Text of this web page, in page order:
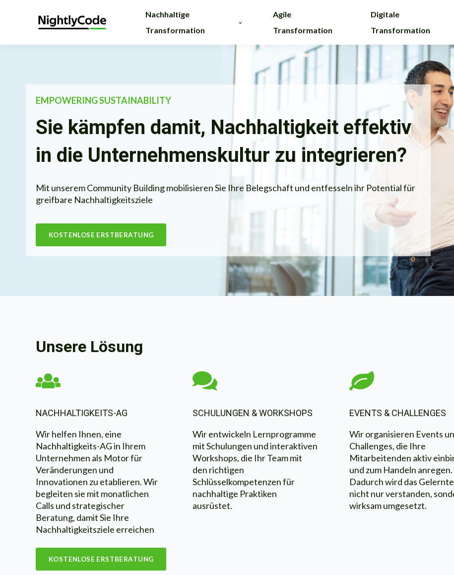
Nachhaltige
Transformation
Agile
Transformation
Digitale
Transformation
EMPOWERING SUSTAINABILITY
Sie kämpfen damit, Nachhaltigkeit effektiv
in die Unternehmenskultur zu integrieren?
Mit unserem Community Building mobilisieren Sie Ihre Belegschaft und entfesseln ihr Potential für
greifbare Nachhaltigkeitsziele
KOSTENLOSE ERSTBERATUNG
Unsere Lösung
NACHHALTIGKEITS-AG
Wir helfen Ihnen, eine
Nachhaltigkeits-AG in Ihrem
Unternehmen als Motor für
Veränderungen und
Innovationen zu etablieren. Wir
begleiten sie mit monatlichen
Calls und strategischer
Beratung, damit Sie Ihre
Nachhaltigkeitsziele erreichen
SCHULUNGEN & WORKSHOPS
Wir entwickeln Lernprogramme
mit Schulungen und interaktiven
Workshops, die Ihr Team mit
den richtigen
Schlüsselkompetenzen für
nachhaltige Praktiken
ausrüstet.
EVENTS & CHALLENGES
Wir organisieren Events
Challenges, die Ihre
Mitarbeitenden aktiv
und zum Handeln anregen.
Dadurch wird das Gelernte
nicht nur verstanden,
wirksam umgesetzt.
KOSTENLOSE ERSTBERATUNG